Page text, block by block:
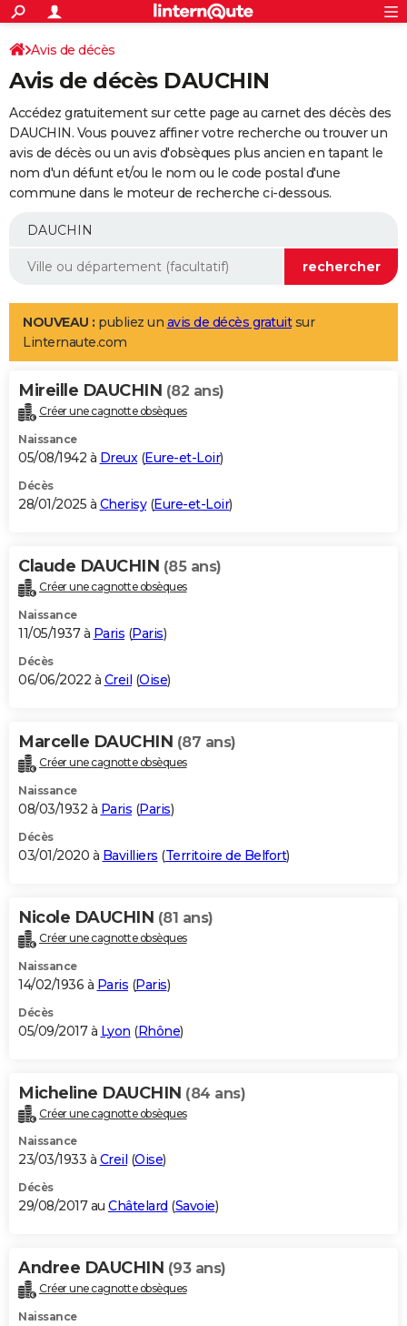
ACTUALITÉS
Politique
Société
Faits Divers
Education
Monde
Villes
+
SPORT
Coupe du monde 2026
Football
Tennis
Cyclisme
Rugby
Forum
Programme TV
TNT
Streaming
Cinéma
Sorties cinéma
Musique
+
FINANCE
Retraite
Epargne
Immobilier
Risques naturels par ville
Banque
Assurance
AUTO
Essais
Réserver un essai
Citadines
Berlines
SUV
Forum auto
+
Mobiles
Meilleur smartphone
Internet
Ordinateurs
Jeux vidéo
Guide high-tech
Aménagement intérieur
LIFESTYLE
Art de vivre
Bien-être
Loisirs
Mode
Modes de vie
Alimentation
Guide de la santé
Maladies
Médicaments
Sommeil
VOYAGE
Destinations
City break
Voyage nature
Voyage de noces
Forum
Climat
+PHOTO
GUIDES D'ACHAT
BONS PLANS
Carte de Noël
Carte Bonne année
Carte Saint-Valentin
Carte Pâques
Carte d'anniversaire
DICTIONNAIRE
Dictionnaire
Biographies
Citations
Expressions
Proverbes
PROGRAMME TV
S'inscrire
Se connecter
Lycées
Collèges
Primaires
Universités
Entreprises
Service militaire
Avis de recherche
AVIS DE DÉCÈS
Bricolage
Lifestyle
Culture
Sport
Auto
Television
Voyage
Cinema
Avis de décès
Avis de décès DAUCHIN
Accédez gratuitement sur cette page au carnet des décès des
DAUCHIN. Vous pouvez affiner votre recherche ou trouver un
avis de décès ou un avis d'obsèques plus ancien en tapant le
nom d'un défunt et/ou le nom ou le code postal d'une
commune dans le moteur de recherche ci-dessous.
NOUVEAU : publiez un avis de décès gratuitsur
Linternaute.com
Mireille DAUCHIN (82 ans)
Créer une cagnotte obsèques
Naissance
05/08/1942 à Dreux(Eure-et-Loir)
Décès
28/01/2025 à Cherisy(Eure-et-Loir)
Claude DAUCHIN (85 ans)
Créer une cagnotte obsèques
Naissance
11/05/1937 à Paris (Paris)
Décès
06/06/2022 à Creil (Oise)
Marcelle DAUCHIN (87 ans)
Créer une cagnotte obsèques
Naissance
08/03/1932 à Paris (Paris)
Décès
03/01/2020 à Bavilliers (Territoire de Belfort)
Nicole DAUCHIN (81 ans)
Créer une cagnotte obsèques
Naissance
14/02/1936 à Paris (Paris)
Décès
05/09/2017 à Lyon (Rhône)
Micheline DAUCHIN (84 ans)
Créer une cagnotte obsèques
Naissance
23/03/1933 à Creil (Oise)
Décès
29/08/2017 au Châtelard (Savoie)
Andree DAUCHIN (93 ans)
Créer une cagnotte obsèques
Naissance